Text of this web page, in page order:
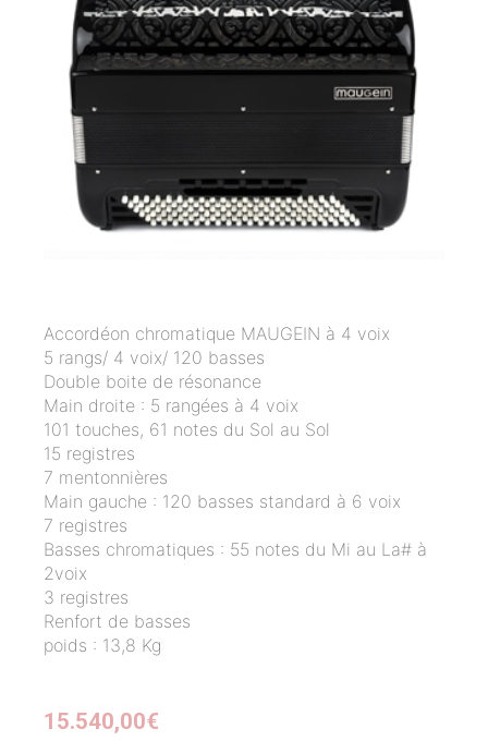
Accordéon chromatique MAUGEIN à 4 voix
5 rangs/ 4 voix/ 120 basses
Double boite de résonance
Main droite : 5 rangées à 4 voix
101 touches, 61 notes du Sol au Sol
15 registres
7 mentonnières
Main gauche : 120 basses standard à 6 voix
7 registres
Basses chromatiques : 55 notes du Mi au La# à
2voix
3 registres
Renfort de basses
poids : 13,8 Kg
15.540,00€